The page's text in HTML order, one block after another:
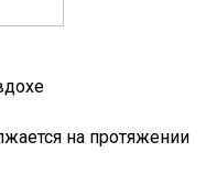
на протяжении